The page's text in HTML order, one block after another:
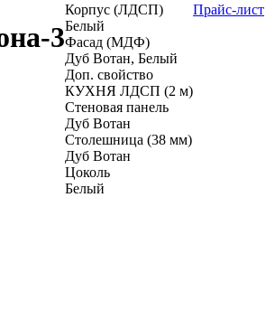
3
Корпус (ЛДСП)
Белый
Фасад (МДФ)
Дуб Вотан, Белый
Доп. свойство
КУХНЯ ЛДСП (2 м)
Стеновая панель
Дуб Вотан
Столешница (38 мм)
Дуб Вотан
Цоколь
Белый
Прайс-лист